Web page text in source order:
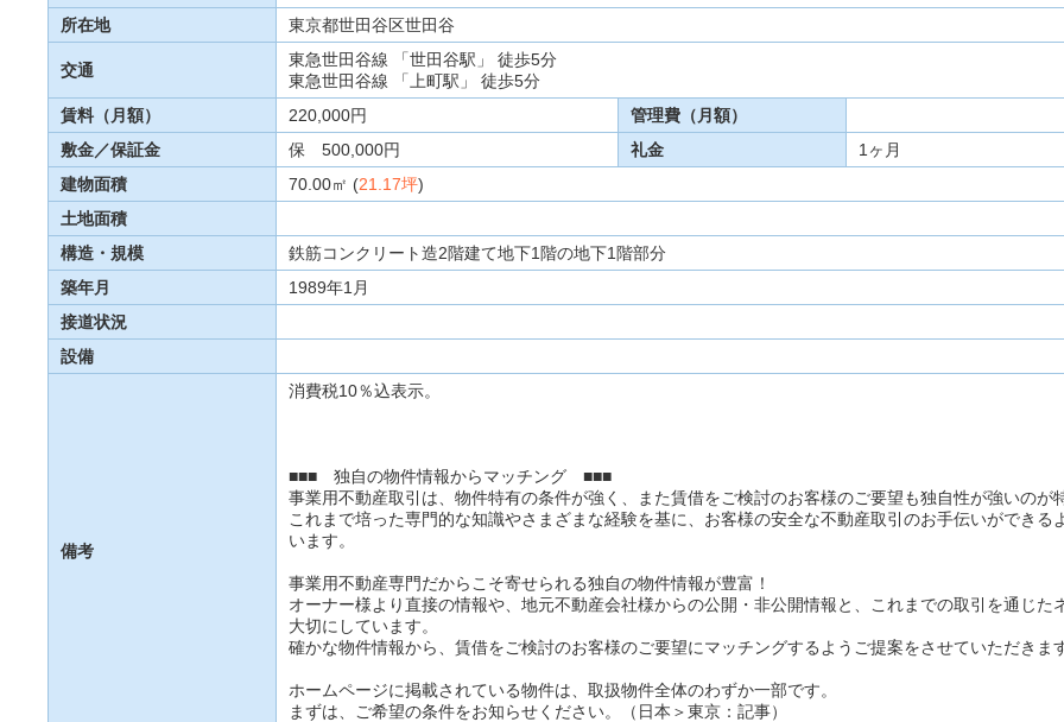
所在地 東京都世田谷区世田谷
交通
東急世田谷線 「世田谷駅」 徒歩5分
東急世田谷線 「上町駅」 徒歩5分
賃料（月額）
220,000円
管理費（月額）
敷金／保証金
保 500,000円 礼金
1ヶ月
建物面積
70.00㎡ (21.17坪)
土地面積
構造・規模
鉄筋コンクリート造2階建て地下1階の地下1階部分
築年月
1989年1月
接道状況
設備
備考
消費税10％込表示。
■■■ 独自の物件情報からマッチング ■■■
事業用不動産取引は、物件特有の条件が強く、また賃借をご検討のお客様のご要望も独自性が強いのが
これまで培った専門的な知識やさまざまな経験を基に、お客様の安全な不動産取引のお手伝いができる
います。
事業用不動産専門だからこそ寄せられる独自の物件情報が豊富！
オーナー様より直接の情報や、地元不動産会社様からの公開・非公開情報と、これまでの取引を通じた
大切にしています。
確かな物件情報から、賃借をご検討のお客様のご要望にマッチングするようご提案をさせていただきま
ホームページに掲載されている物件は、取扱物件全体のわずか一部です。
まずは、ご希望の条件をお知らせください。（日本＞東京：記事）